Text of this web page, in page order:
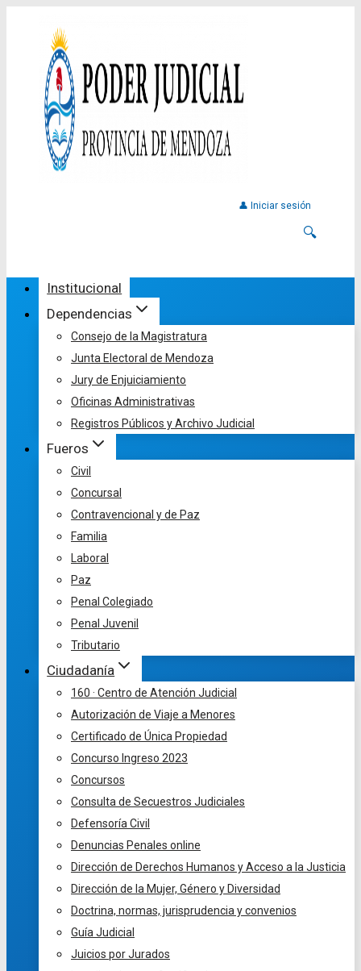
👤 Iniciar sesión
🔍
Institucional
Dependencias
Consejo de la Magistratura
Junta Electoral de Mendoza
Jury de Enjuiciamiento
Oficinas Administrativas
Registros Públicos y Archivo Judicial
Fueros
Civil
Concursal
Contravencional y de Paz
Familia
Laboral
Paz
Penal Colegiado
Penal Juvenil
Tributario
Ciudadanía
160 · Centro de Atención Judicial
Autorización de Viaje a Menores
Certificado de Única Propiedad
Concurso Ingreso 2023
Concursos
Consulta de Secuestros Judiciales
Defensoría Civil
Denuncias Penales online
Dirección de Derechos Humanos y Acceso a la Justicia
Dirección de la Mujer, Género y Diversidad
Doctrina, normas, jurisprudencia y convenios
Guía Judicial
Juicios por Jurados